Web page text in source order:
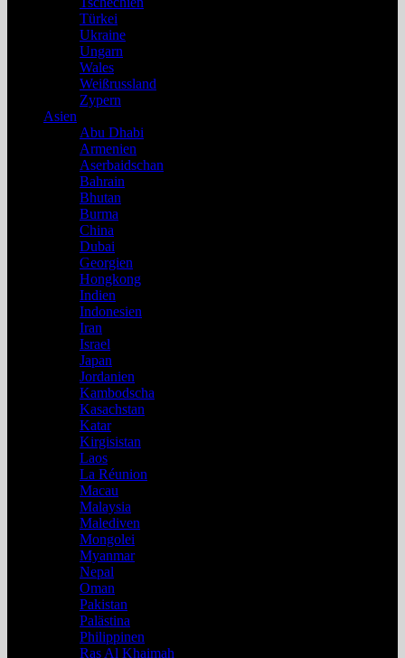
Türkei
Ukraine
Ungarn
Wales
Weißrussland
Zypern
Asien
Abu Dhabi
Armenien
Aserbaidschan
Bahrain
Bhutan
Burma
China
Dubai
Georgien
Hongkong
Indien
Indonesien
Iran
Israel
Japan
Jordanien
Kambodscha
Kasachstan
Katar
Kirgisistan
Laos
La Réunion
Macau
Malaysia
Malediven
Mongolei
Myanmar
Nepal
Oman
Pakistan
Palästina
Philippinen
Ras Al Khaimah